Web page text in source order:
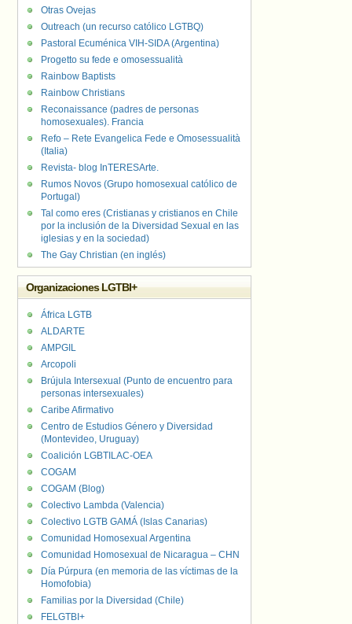
Otras Ovejas
Outreach (un recurso católico LGTBQ)
Pastoral Ecuménica VIH-SIDA (Argentina)
Progetto su fede e omosessualità
Rainbow Baptists
Rainbow Christians
Reconaissance (padres de personas
homosexuales). Francia
Refo – Rete Evangelica Fede e Omosessualità
(Italia)
Revista- blog InTERESArte.
Rumos Novos (Grupo homosexual católico de
Portugal)
Tal como eres (Cristianas y cristianos en Chile
por la inclusión de la Diversidad Sexual en las
iglesias y en la sociedad)
The Gay Christian (en inglés)
Organizaciones LGTBI+
África LGTB
ALDARTE
AMPGIL
Arcopoli
Brújula Intersexual (Punto de encuentro para
personas intersexuales)
Caribe Afirmativo
Centro de Estudios Género y Diversidad
(Montevideo, Uruguay)
Coalición LGBTILAC-OEA
COGAM
COGAM (Blog)
Colectivo Lambda (Valencia)
Colectivo LGTB GAMÁ (Islas Canarias)
Comunidad Homosexual Argentina
Comunidad Homosexual de Nicaragua – CHN
Día Púrpura (en memoria de las víctimas de la
Homofobia)
Familias por la Diversidad (Chile)
FELGTBI+